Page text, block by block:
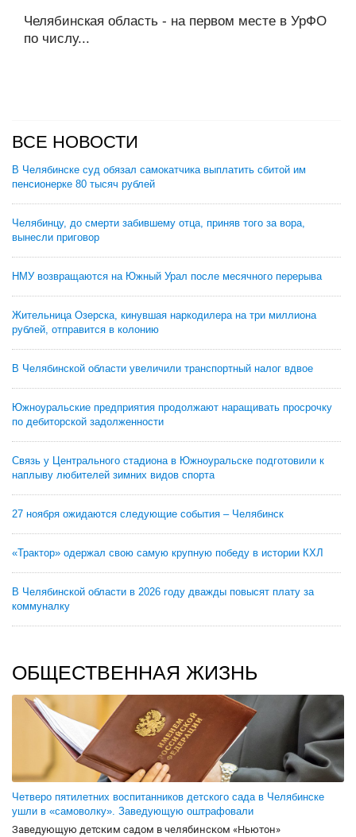
Челябинская область - на первом месте в УрФО
по числу...
ВСЕ НОВОСТИ
В Челябинске суд обязал самокатчика выплатить сбитой им
пенсионерке 80 тысяч рублей
Челябинцу, до смерти забившему отца, приняв того за вора,
вынесли приговор
НМУ возвращаются на Южный Урал после месячного перерыва
Жительница Озерска, кинувшая наркодилера на три миллиона
рублей, отправится в колонию
В Челябинской области увеличили транспортный налог вдвое
Южноуральские предприятия продолжают наращивать просрочку
по дебиторской задолженности
Связь у Центрального стадиона в Южноуральске подготовили к
наплыву любителей зимних видов спорта
27 ноября ожидаются следующие события – Челябинск
«Трактор» одержал свою самую крупную победу в истории КХЛ
В Челябинской области в 2026 году дважды повысят плату за
коммуналку
ОБЩЕСТВЕННАЯ ЖИЗНЬ
Четверо пятилетних воспитанников детского сада в Челябинске
ушли в «самоволку». Заведующую оштрафовали
Заведующую детским садом в челябинском «Ньютон»